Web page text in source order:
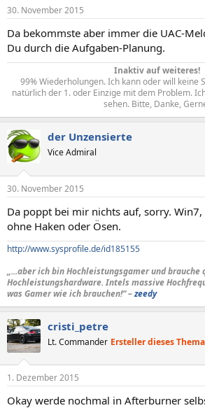
30. November 2015
Da bekommste aber immer die UAC-
Du durch die Aufgaben-Planung.
Inaktiv auf weiteres!
99% Wiederholungen. Ich kann oder will keine
natürlich der 1. oder Einzige mit dem Problem.
sehen. Bitte, Danke,
der Unzensierte
Vice Admiral
30. November 2015
Da poppt bei mir nichts auf, sorry.
ohne Haken oder Ösen.
http://www.sysprofile.de/id185155
„...aber ich bin Hochleistungsgamer und
Hochleistungshardware. Intels massive
was Gamer wie ich brauchen!“ –zeedy
cristi_petre
Lt. Commander Ersteller dieses
1. Dezember 2015
Okay werde nochmal in Afterburner